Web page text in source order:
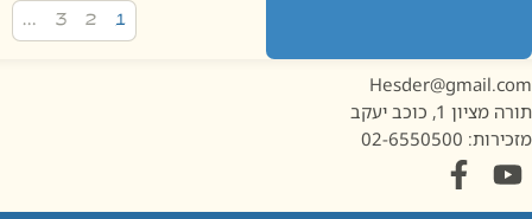
1, כוכב יעקב
02-6550500